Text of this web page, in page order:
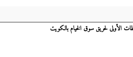
الأولى لحريق سوق الخيام بالكويت